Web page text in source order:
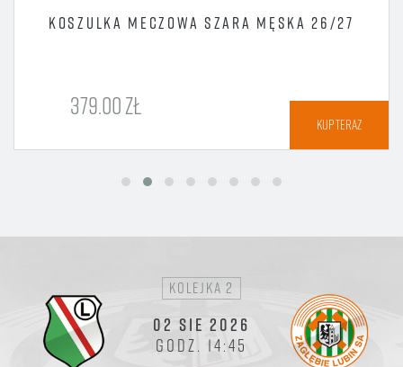
KOSZULKA MECZOWA SZARA MĘSKA 26/27
379.00 ZŁ
KUP TERAZ
kolejka 2
02 SIE 2026
GODZ. 14:45